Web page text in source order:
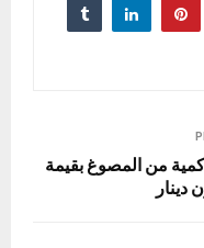
كمية من المصوغ بقيمة
دينار